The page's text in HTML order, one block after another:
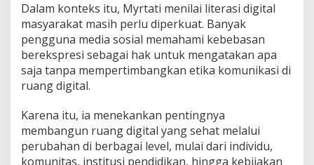
Dalam konteks itu, Myrtati menilai literasi digital
masyarakat masih perlu diperkuat. Banyak
pengguna media sosial memahami kebebasan
berekspresi sebagai hak untuk mengatakan apa
saja tanpa mempertimbangkan etika komunikasi di
ruang digital.
Karena itu, ia menekankan pentingnya
membangun ruang digital yang sehat melalui
perubahan di berbagai level, mulai dari individu,
komunitas, institusi pendidikan, hingga kebijakan